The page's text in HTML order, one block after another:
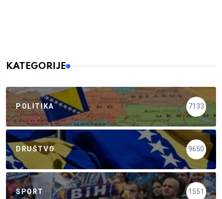
KATEGORIJE
POLITIKA 7133
DRUŠTVO 9650
SPORT 1551